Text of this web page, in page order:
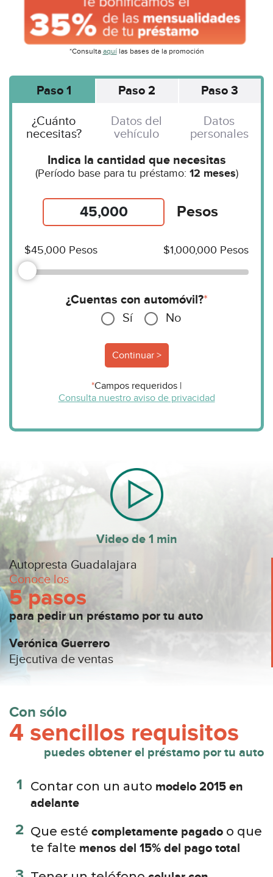
*Consulta aquílas bases de la promoción
Paso 1
¿Cuánto
necesitas?
Paso 2
Datos del
vehículo
Paso 3
Datos
personales
Indica la cantidad que necesitas
(Período base para tu préstamo: 12 meses)
Pesos
$45,000 Pesos $1,000,000 Pesos
¿Cuentas con automóvil?*
Sí
No
Continuar >
*Campos requeridos |
Consulta nuestro aviso de privacidad
Video de 1 min
Autopresta Guadalajara
Conoce los
5 pasos
para pedir un préstamo por tu auto
Verónica Guerrero
Ejecutiva de ventas
Con sólo
4 sencillos requisitos
puedes obtener el préstamo por tu auto
1 Contar con un auto modelo 2015 en
adelante
2 Que esté completamente pagadoo que
te falte menos del 15% del pago total